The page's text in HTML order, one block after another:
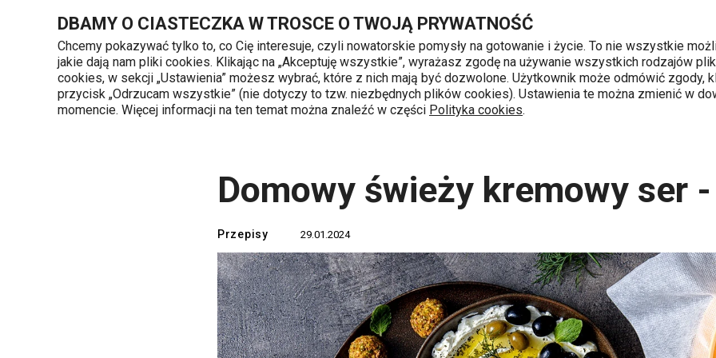
DBAMY O CIASTECZKA W TROSCE O TWOJĄ PRYWATNOŚĆ
Chcemy pokazywać tylko to, co Cię interesuje, czyli nowatorskie pomysły na gotowanie i życie. To nie wszystkie
jakie dają nam pliki cookies. Klikając na „Akceptuję wszystkie”, wyrażasz zgodę na używanie wszystkich rodzajów
cookies, w sekcji „Ustawienia” możesz wybrać, które z nich mają być dozwolone. Użytkownik może odmówić zgody,
przycisk „Odrzucam wszystkie” (nie dotyczy to tzw. niezbędnych plików cookies). Ustawienia te można zmienić w
momencie. Więcej informacji na ten temat można znaleźć w części Polityka cookies.
Przejdź do głównej zawartości
Przejdź do wyszukiwania
Przejdź do nawigacji
Kategorie produktów 720 809 700
Poniedziałek - piątek od 8 do 16
Domowy świeży kremowy ser
Przepisy 29.01.2024